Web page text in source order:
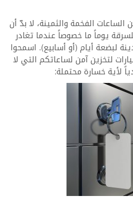
الفخمة والثمينة، لا بدّ أن
يوماً ما خصوصاً عندما تغادر
لبضعة أيام (أو أسابيع). اسمحوا
لتخزين آمن لساعاتكم التي لا
لأية خسارة محتملة: